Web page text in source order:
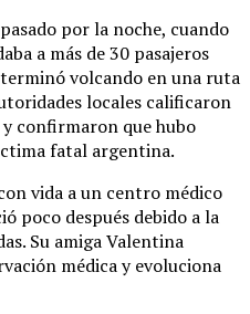
por la noche, cuando
a más de 30 pasajeros
volcando en una ruta
locales calificaron
y confirmaron que hubo
fatal argentina.
vida a un centro médico
poco después debido a la
Su amiga Valentina
médica y evoluciona